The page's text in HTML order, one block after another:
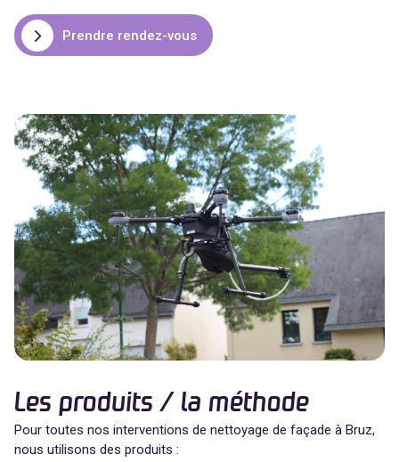
Prendre rendez-vous
Les produits / la méthode
Pour toutes nos interventions de nettoyage de façade à Bruz,
nous utilisons des produits :